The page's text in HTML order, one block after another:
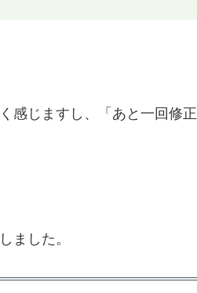
感じますし、「あと一回修正
ました。